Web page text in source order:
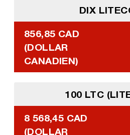
DIX
856,85 CAD
(DOLLAR
CANADIEN)
100 LTC
8 568,45 CAD
(DOLLAR